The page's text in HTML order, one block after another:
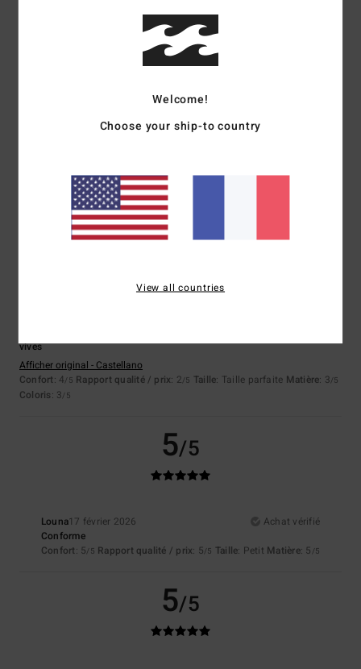
5/5
taille au-dessus si je veux un look oversize
Je recommande ce produit
3 /5
vives
Afficher original - Castellano
Confort: 4/5 Rapport qualité / prix: 2/5 Taille: Taille parfaite Matière: 3/5
Coloris: 3/5
5/5
Louna17 février 2026
Achat vérifié
Conforme
Confort: 5/5 Rapport qualité / prix: 5/5 Taille: Petit Matière: 5 /5
5/5
Welcome!
Choose your ship-to country
View all countries